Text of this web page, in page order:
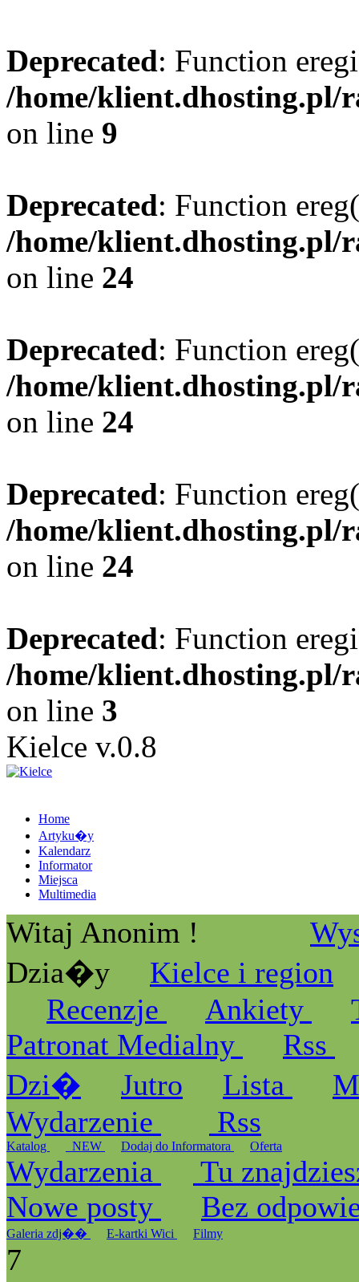
Deprecated: Function
/home/klient.dhosting.pl/
on line 9
Deprecated: Function
/home/klient.dhosting.pl/
on line 24
Deprecated: Function
/home/klient.dhosting.pl/
on line 24
Deprecated: Function
/home/klient.dhosting.pl/
on line 24
Deprecated: Function
/home/klient.dhosting.pl/
on line 3
Kielce v.0.8
Home
Artyku�y
Kalendarz
Informator
Miejsca
Multimedia
Witaj Anonim !
Dzia�y
Kielce i region
Recenzje
Ankiety
Patronat Medialny
Rss
Dzi�
Jutro Lista
Wydarzenie
Rss
Katalog _NEW Dodaj do Informatora Oferta
Wydarzenia
Tu
Nowe posty
Bez
Galeria zdj�� E-kartki Wici Filmy
7